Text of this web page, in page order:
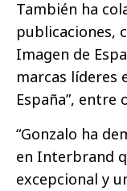
También ha
publicaciones,
Imagen de
marcas líderes
España”, entre
“Gonzalo ha
en Interbrand
excepcional y